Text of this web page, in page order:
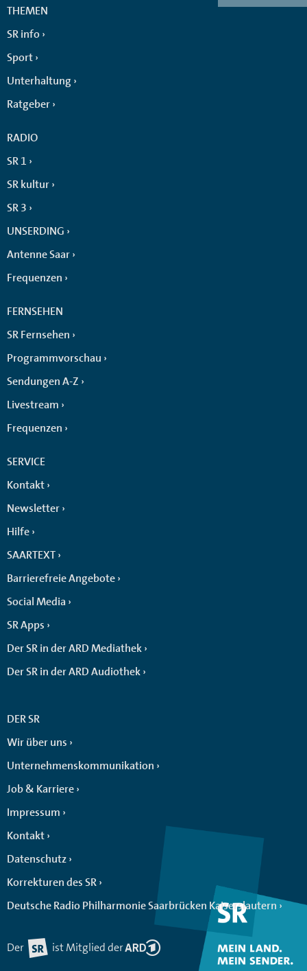
THEMEN
SR info
Sport
Unterhaltung
Ratgeber
RADIO
SR 1
SR kultur
SR 3
UNSERDING
Antenne Saar
Frequenzen
FERNSEHEN
SR Fernsehen
Programmvorschau
Sendungen A-Z
Livestream
Frequenzen
SERVICE
Kontakt
Newsletter
Hilfe
SAARTEXT
Barrierefreie Angebote
Social Media
SR Apps
Der SR in der ARD Mediathek
Der SR in der ARD Audiothek
DER SR
Wir über uns
Unternehmenskommunikation
Job & Karriere
Impressum
Kontakt
Datenschutz
Korrekturen des SR
Deutsche Radio Philharmonie Saarbrücken Kaiserslautern
Der ist Mitglied der